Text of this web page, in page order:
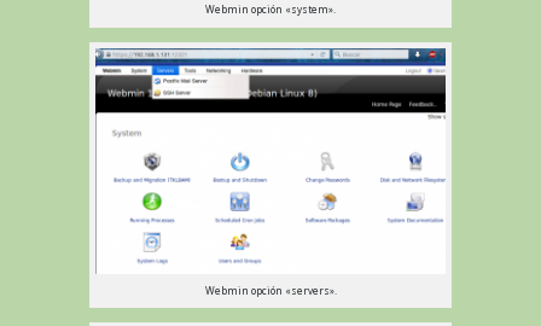
Webmin opción «system».
Webmin opción «servers».